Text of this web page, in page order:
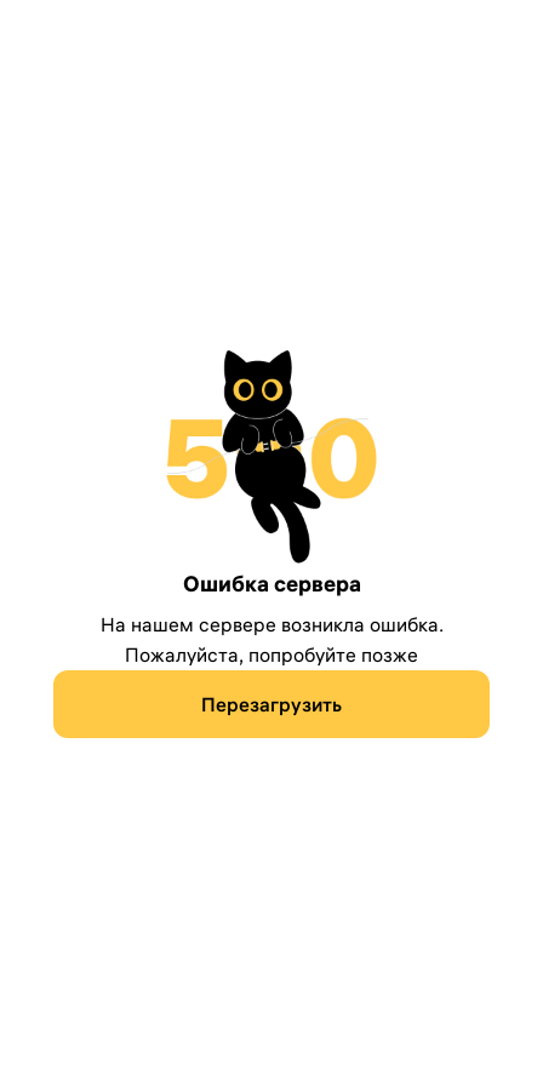
Ошибка сервера
На нашем сервере возникла ошибка.
Пожалуйста, попробуйте позже
Перезагрузить